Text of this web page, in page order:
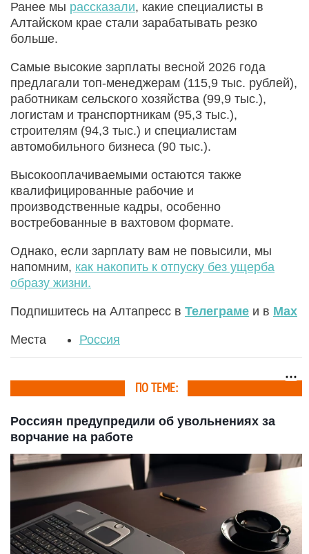
Ранее мы рассказали, какие специалисты в
Алтайском крае стали зарабатывать резко
больше.
Самые высокие зарплаты весной 2026 года
предлагали топ-менеджерам (115,9 тыс. рублей),
работникам сельского хозяйства (99,9 тыс.),
логистам и транспортникам (95,3 тыс.),
строителям (94,3 тыс.) и специалистам
автомобильного бизнеса (90 тыс.).
Высокооплачиваемыми остаются также
квалифицированные рабочие и
производственные кадры, особенно
востребованные в вахтовом формате.
Однако, если зарплату вам не повысили, мы
напомним, как накопить к отпуску без ущерба
образу жизни.
Подпишитесь на Алтапресс в Телеграме и в Max
Места Россия
ПО ТЕМЕ:
Россиян предупредили об увольнениях за
ворчание на работе